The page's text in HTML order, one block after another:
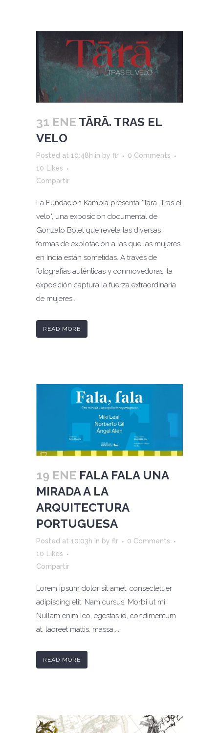
31 ENE TĀRĀ. TRAS EL
VELO
Posted at 10:48h in by flr
0 Comments
10 Likes
Compartir
La Fundación Kambia presenta "Tara. Tras el
velo", una exposición documental de
Gonzalo Botet que revela las diversas
formas de explotación a las que las mujeres
en India están sometidas. A través de
fotografías auténticas y conmovedoras, la
exposición captura la fuerza extraordinaria
de mujeres...
READ MORE
19 ENE FALA FALA UNA
MIRADA A LA
ARQUITECTURA
PORTUGUESA
Posted at 10:03h in by flr
0 Comments
10
Likes
Compartir
Lorem ipsum dolor sit amet, consectetuer
adipiscing elit. Nam cursus. Morbi ut mi.
Nullam enim leo, egestas id, condimentum
at, laoreet mattis, massa....
READ MORE